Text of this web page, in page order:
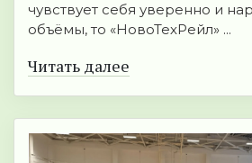
чувствует себя уверенно и
объёмы, то «НовоТехРейл» ...
Читать далее